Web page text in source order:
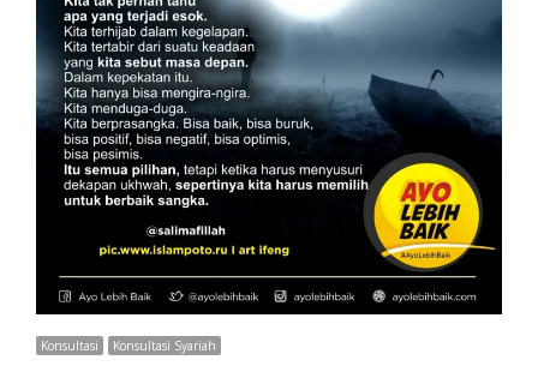
Konsultasi Konsultasi Syariah